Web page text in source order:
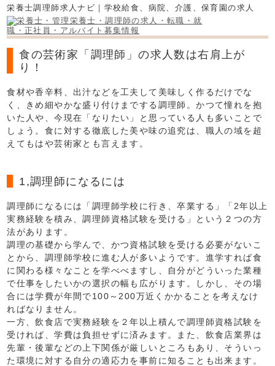
栄養士調理師求人ナビ｜学校給食、病院、介護、保育園の求人
食の芸術家「調理師」の求人数は右肩上が
り！
食材や香辛料、出汁などを工夫して美味しく作るだけでな
く、きめ細やかな盛り付けまでする調理師。かつて憧れを抱
いた人や、今現在「なりたい」と思っている人も多いことで
しょう。食に対する徹底した美や味の追究は、職人の域を超
えてもはや芸術家とも言えます。
1,調理師になるには
調理師になるには「調理師学校に行き、卒業する」「2年以上
実務経験を積み、調理師資格試験を受ける」という２つの方
法があります。
調理の基礎から学んで、かつ資格試験を受ける必要がないこ
とから、調理師学校に進む人が多いようです。進学すれば食
に関わる様々なことを学べべますし、自分がどういった業種
で仕事をしたいかの選択の幅も広がります。しかし、その場
合には学費が年間で100～200万近くかかることを考えなけ
ればなりません。
一方、飲食店で実務経験を２年以上積んで調理師資格試験を
受ければ、学費は負担せずに済みます。また、飲食店業界は
先輩・後輩などの上下関係が厳しいところもあり、そういっ
た環境に対する自分の適応力を事前に知ることも出来ます。